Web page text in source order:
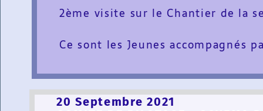
2ème visite sur le Chantier de la
Ce sont les Jeunes accompagnés
20 Septembre 2021